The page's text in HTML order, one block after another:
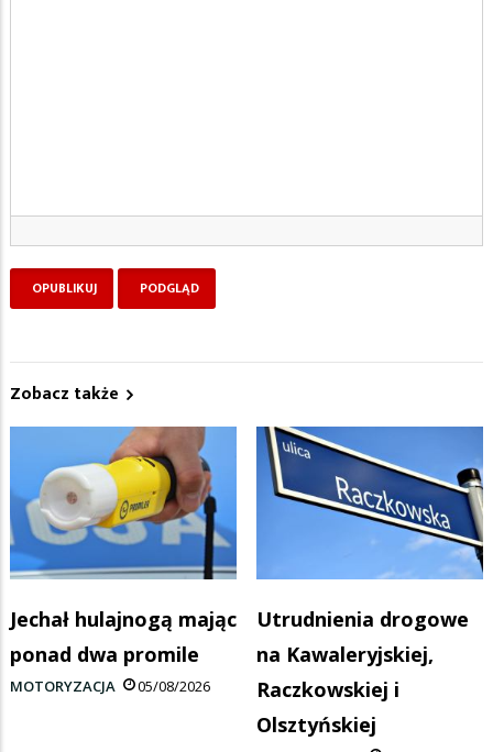
Zobacz także
Jechał hulajnogą mając
ponad dwa promile
MOTORYZACJA 05/08/2026
Utrudnienia drogowe
na Kawaleryjskiej,
Raczkowskiej i
Olsztyńskiej